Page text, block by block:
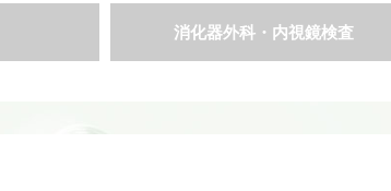
消化器外科・内視鏡検査